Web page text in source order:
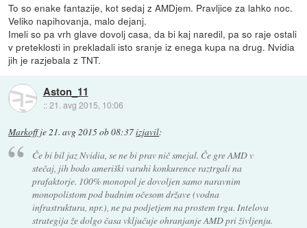
To so enake fantazije, kot sedaj z AMDjem. Pravljice za lahko noc.
Veliko napihovanja, malo dejanj.
Imeli so pa vrh glave dovolj casa, da bi kaj naredil, pa so raje ostali
v preteklosti in prekladali isto sranje iz enega kupa na drug. Nvidia
jih je razjebala z TNT.
Aston_11
::21. avg 2015, 10:06
Markoffje21. avg 2015 ob 08:37izjavil:
Če bi bil jaz Nvidia, se ne bi prav nič smejal. Če gre AMD v
stečaj, jih bodo ameriški varuhi konkurence raztrgali na
prafaktorje. 100% monopol je dovoljen samo naravnim
monopolistom pod budnim očesom države (vodna
infrastruktura, npr.), ne pa podjetjem na prostem trgu. Intelova
strategija že dolgo časa vključuje ohranjanje AMD pri življenju.